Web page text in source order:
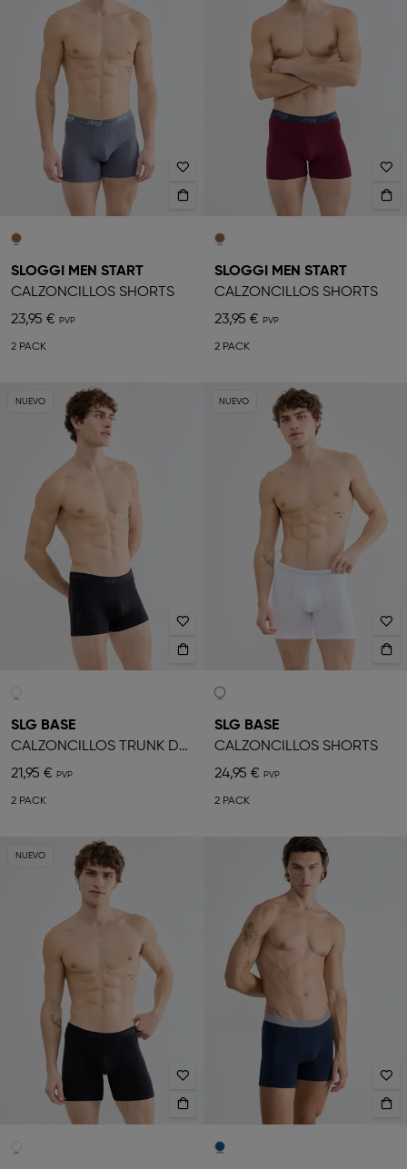
SLOGGI MEN START
CALZONCILLOS SHORTS
23,95 €
2 PACK
SLOGGI MEN START
CALZONCILLOS SHORTS
23,95 €
2 PACK
NUEVO
SLG BASE
CALZONCILLOS TRUNK DE HOMBRE
21,95 €
2 PACK
NUEVO
SLG BASE
CALZONCILLOS SHORTS
24,95 €
2 PACK
NUEVO